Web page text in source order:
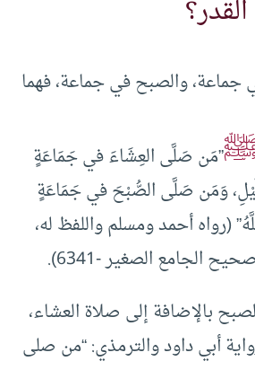
والصبح في جماعة، فهما
”مَن صَلَّى العِشَاءَ في جَمَاعَةٍ
وَمَن صَلَّى الصُّبْحَ في جَمَاعَةٍ
(رواه أحمد ومسلم واللفظ له،
الجامع الصغير -6341).
بالإضافة إلى صلاة العشاء،
أبي داود والترمذي: “من صلى